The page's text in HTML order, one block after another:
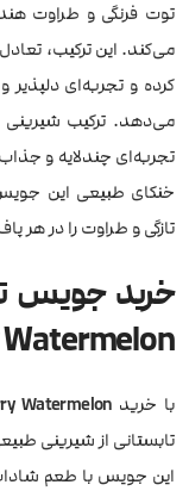
توت فرنگی و طراوت
می‌کند. این ترکیب،
کرده و تجربه‌ای
می‌دهد. ترکیب شیرینی
تجربه‌ای چندلایه و
خنکای طبیعی این
تازگی و طراوت را در هر
خرید جویس
با خریدWatermelon
تابستانی از شیرینی
این جویس با طعم